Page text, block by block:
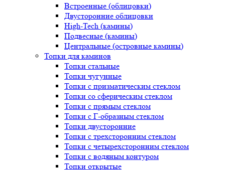
Встроенные (облицовки)
Двусторонние облицовки
High-Tech (камины)
Подвесные (камины)
Центральные (островные камины)
Топки для каминов
Топки стальные
Топки чугунные
Топки с призматическим стеклом
Топки со сферическим стеклом
Топки с прямым стеклом
Топки с Г-образным стеклом
Топки двусторонние
Топки с трехсторонним стеклом
Топки с четырехсторонним стеклом
Топки с водяным контуром
Топки открытые